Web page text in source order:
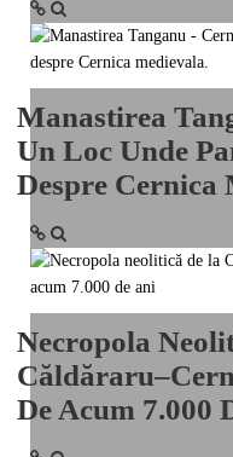
Manastirea
Un Loc Unde
Despre Cernica
Necropola
De Acum 7.000